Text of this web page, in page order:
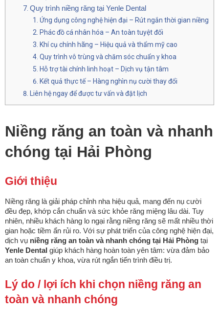
Quy trình niềng răng tại Yenle Dental
Ứng dụng công nghệ hiện đại – Rút ngắn thời gian niềng
Phác đồ cá nhân hóa – An toàn tuyệt đối
Khí cụ chính hãng – Hiệu quả và thẩm mỹ cao
Quy trình vô trùng và chăm sóc chuẩn y khoa
Hỗ trợ tài chính linh hoạt – Dịch vụ tận tâm
Kết quả thực tế – Hàng nghìn nụ cười thay đổi
Liên hệ ngay để được tư vấn và đặt lịch
Niềng răng an toàn và nhanh
chóng tại Hải Phòng
Giới thiệu
Niềng răng là giải pháp chỉnh nha hiệu quả, mang đến nụ cười
đều đẹp, khớp cắn chuẩn và sức khỏe răng miệng lâu dài. Tuy
nhiên, nhiều khách hàng lo ngại rằng niềng răng sẽ mất nhiều thời
gian hoặc tiềm ẩn rủi ro. Với sự phát triển của công nghệ hiện đại,
dịch vụ niềng răng an toàn và nhanh chóng tại Hải Phòng tại
Yenle Dental giúp khách hàng hoàn toàn yên tâm: vừa đảm bảo
an toàn chuẩn y khoa, vừa rút ngắn tiến trình điều trị.
Lý do / lợi ích khi chọn niềng răng an
toàn và nhanh chóng